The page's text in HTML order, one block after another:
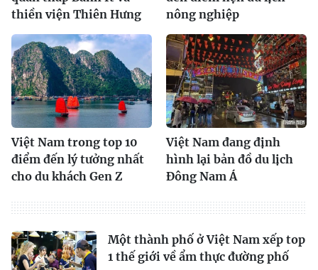
thiền viện Thiên Hưng
nông nghiệp
Việt Nam trong top 10
điểm đến lý tưởng nhất
cho du khách Gen Z
Việt Nam đang định
hình lại bản đồ du lịch
Đông Nam Á
Một thành phố ở Việt Nam xếp top
1 thế giới về ẩm thực đường phố